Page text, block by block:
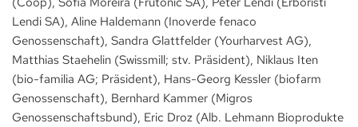
Lendi SA), Aline Haldemann (Inoverde fenaco
Genossenschaft), Sandra Glattfelder (Yourharvest AG),
Matthias Staehelin (Swissmill; stv. Präsident), Niklaus Iten
(bio-familia AG; Präsident), Hans-Georg Kessler (biofarm
Genossenschaft), Bernhard Kammer (Migros
Genossenschaftsbund), Eric Droz (Alb. Lehmann Bioprodukte